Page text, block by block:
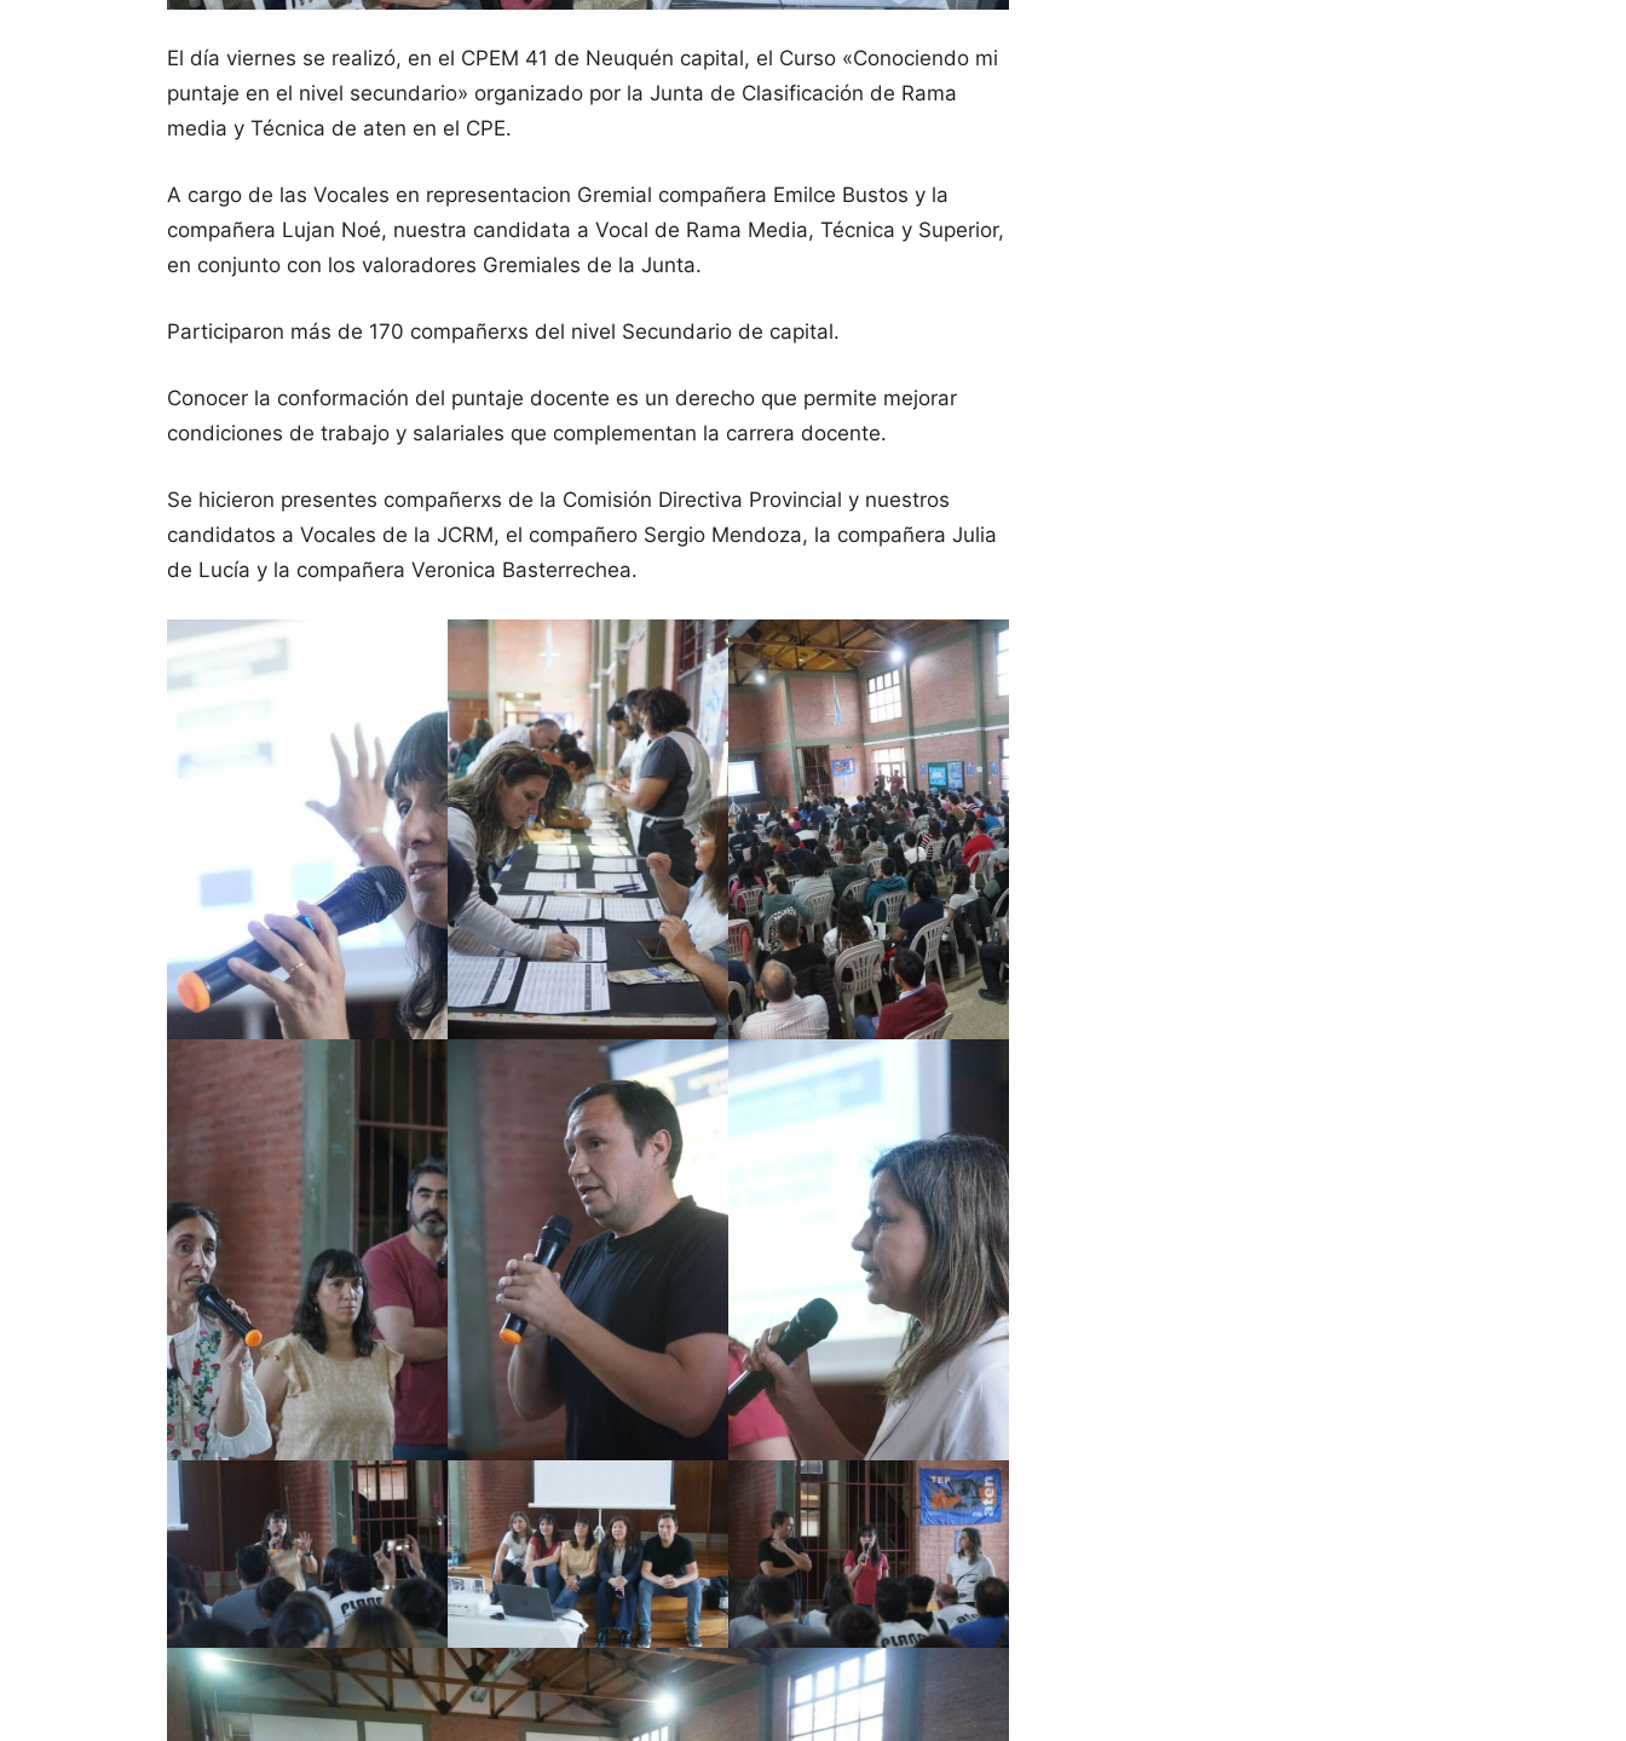
El día viernes se realizó, en el CPEM 41 de Neuquén capital, el Curso «Conociendo mi
puntaje en el nivel secundario» organizado por la Junta de Clasificación de Rama
media y Técnica de aten en el CPE.
A cargo de las Vocales en representacion Gremial compañera Emilce Bustos y la
compañera Lujan Noé, nuestra candidata a Vocal de Rama Media, Técnica y Superior,
en conjunto con los valoradores Gremiales de la Junta.
Participaron más de 170 compañerxs del nivel Secundario de capital.
Conocer la conformación del puntaje docente es un derecho que permite mejorar
condiciones de trabajo y salariales que complementan la carrera docente.
Se hicieron presentes compañerxs de la Comisión Directiva Provincial y nuestros
candidatos a Vocales de la JCRM, el compañero Sergio Mendoza, la compañera Julia
de Lucía y la compañera Veronica Basterrechea.